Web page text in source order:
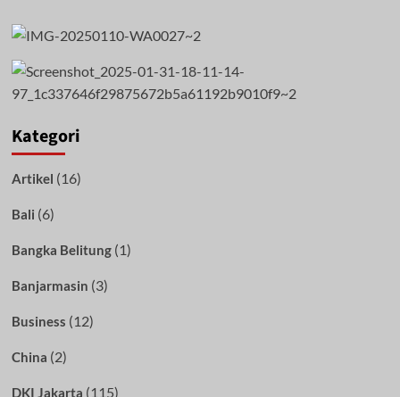
Kategori
Artikel (16)
Bali (6)
Bangka Belitung(1)
Banjarmasin (3)
Business (12)
China (2)
DKI Jakarta (115)